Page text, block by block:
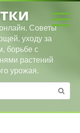
Советы
уходу за
борьбе с
растений
урожая.